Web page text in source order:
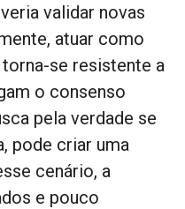
validar novas
atuar como
torna-se resistente a
o consenso
pela verdade se
pode criar uma
cenário, a
e pouco